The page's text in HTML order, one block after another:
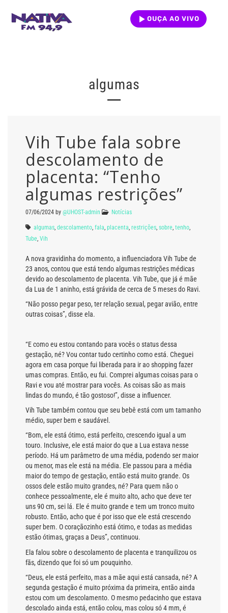
OUÇA AO VIVO
algumas
Vih Tube fala sobre
descolamento de
placenta: “Tenho
algumas restrições”
07/06/2024 by @UHOST-admin Notícias
algumas descolamento fala placenta restrições sobre tenho
Tube Vih
A nova gravidinha do momento, a influenciadora Vih Tube de
23 anos, contou que está tendo algumas restrições médicas
devido ao descolamento de placenta. Vih Tube, que já é mãe
da Lua de 1 aninho, está grávida de cerca de 5 meses do Ravi.
“Não posso pegar peso, ter relação sexual, pegar avião, entre
outras coisas”, disse ela.
“E como eu estou contando para vocês o status dessa
gestação, né? Vou contar tudo certinho como está. Cheguei
agora em casa porque fui liberada para ir ao shopping fazer
umas compras. Então, eu fui. Comprei algumas coisas para o
Ravi e vou até mostrar para vocês. As coisas são as mais
lindas do mundo, é tão gostoso!”, disse a influencer.
Vih Tube também contou que seu bebê está com um tamanho
médio, super bem e saudável.
“Bom, ele está ótimo, está perfeito, crescendo igual a um
touro. Inclusive, ele está maior do que a Lua estava nesse
período. Há um parâmetro de uma média, podendo ser maior
ou menor, mas ele está na média. Ele passou para a média
maior do tempo de gestação, então está muito grande. Os
ossos dele estão muito grandes, né? Para quem não o
conhece pessoalmente, ele é muito alto, acho que deve ter
uns 90 cm, sei lá. Ele é muito grande e tem um tronco muito
robusto. Então, acho que é por isso que ele está crescendo
super bem. O coraçãozinho está ótimo, e todas as medidas
estão ótimas, graças a Deus”, continuou.
Ela falou sobre o descolamento de placenta e tranquilizou os
fãs, dizendo que foi só um pouquinho.
“Deus, ele está perfeito, mas a mãe aqui está cansada, né? A
segunda gestação é muito próxima da primeira, então ainda
estou com um descolamento. O mesmo pedacinho que estava
descolado ainda está, então colou, mas colou só 4 mm, é